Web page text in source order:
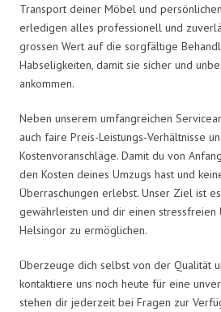
Transport deiner Möbel und
erledigen alles professionell und
grossen Wert auf die sorgfältige
Habseligkeiten, damit sie sicher und
ankommen.
Neben unserem umfangreichen
auch faire Preis-Leistungs-Verhältnisse
Kostenvoranschläge. Damit du von
den Kosten deines Umzugs hast und
Überraschungen erlebst. Unser Ziel ist
gewährleisten und dir einen stressfreien
Helsingor zu ermöglichen.
Überzeuge dich selbst von der Qualität
kontaktiere uns noch heute für eine
stehen dir jederzeit bei Fragen zur